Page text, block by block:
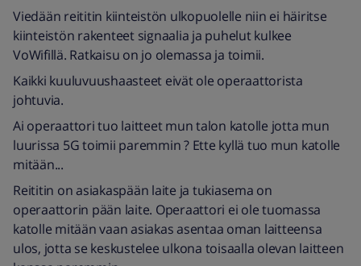
Viedään reititin kiinteistön ulkopuolelle niin ei häiritse
kiinteistön rakenteet signaalia ja puhelut kulkee
VoWifillä. Ratkaisu on jo olemassa ja toimii.
Kaikki kuuluvuushaasteet eivät ole operaattorista
johtuvia.
Ai operaattori tuo laitteet mun talon katolle jotta mun
luurissa 5G toimii paremmin ? Ette kyllä tuo mun katolle
mitään...
Reititin on asiakaspään laite ja tukiasema on
operaattorin pään laite. Operaattori ei ole tuomassa
katolle mitään vaan asiakas asentaa oman laitteensa
ulos, jotta se keskustelee ulkona toisaalla olevan laitteen